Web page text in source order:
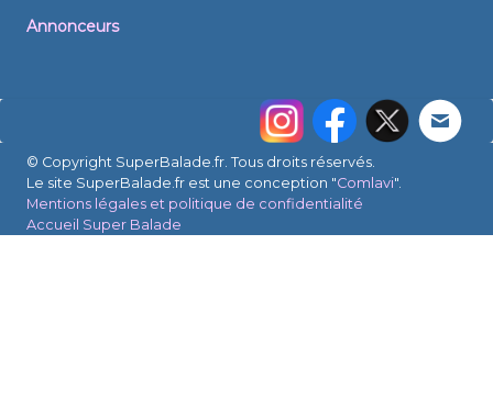
Annonceurs
© Copyright SuperBalade.fr. Tous droits réservés.
Le site SuperBalade.fr est une conception "Comlavi".
Mentions légales et politique de confidentialité
Accueil Super Balade